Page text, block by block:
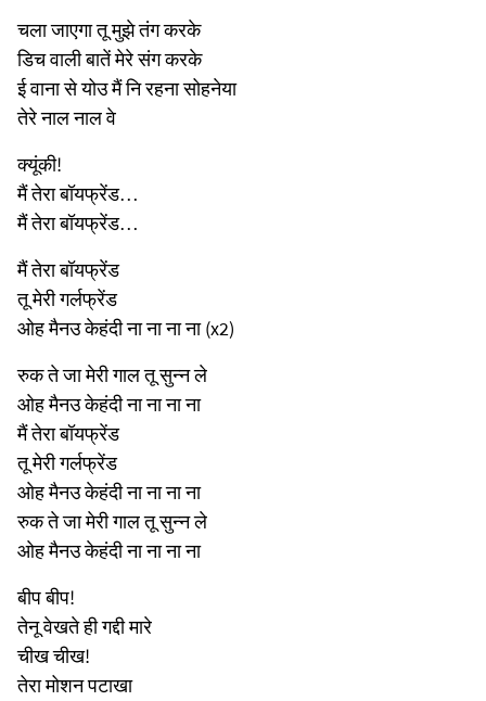
चला जाएगा तू मुझे तंग करके
डिच वाली बातें मेरे संग करके
ई वाना से योउ मैं नि रहना सोहनेया
तेरे नाल नाल वे
क्यूंकी!
मैं तेरा बॉयफ्रेंड…
मैं तेरा बॉयफ्रेंड…
मैं तेरा बॉयफ्रेंड
तू मेरी गर्लफ्रेंड
ओह मैनउ केहंदी ना ना ना ना (x2)
रुक ते जा मेरी गाल तू सुन्न ले
ओह मैनउ केहंदी ना ना ना ना
मैं तेरा बॉयफ्रेंड
तू मेरी गर्लफ्रेंड
ओह मैनउ केहंदी ना ना ना ना
रुक ते जा मेरी गाल तू सुन्न ले
ओह मैनउ केहंदी ना ना ना ना
बीप बीप!
तेनू वेखते ही गद्दी मारे
चीख चीख!
तेरा मोशन पटाखा